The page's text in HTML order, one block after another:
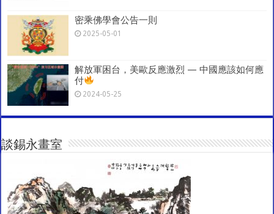
密乘佛學會公告一則
2025-05-01
解放軍困台，美歐反應激烈 — 中國應該如何應
付
2024-05-25
談錫永畫室